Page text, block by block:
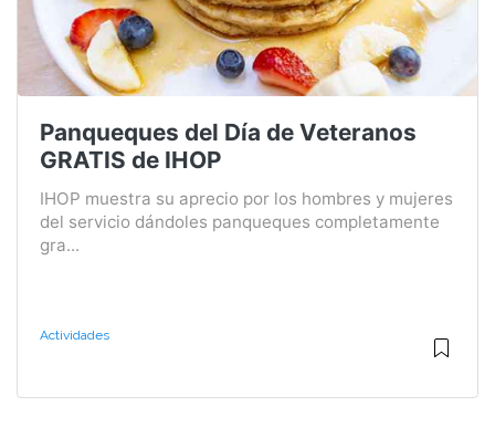
Panqueques del Día de Veteranos
GRATIS de IHOP
IHOP muestra su aprecio por los hombres y mujeres
del servicio dándoles panqueques completamente
gra...
Actividades